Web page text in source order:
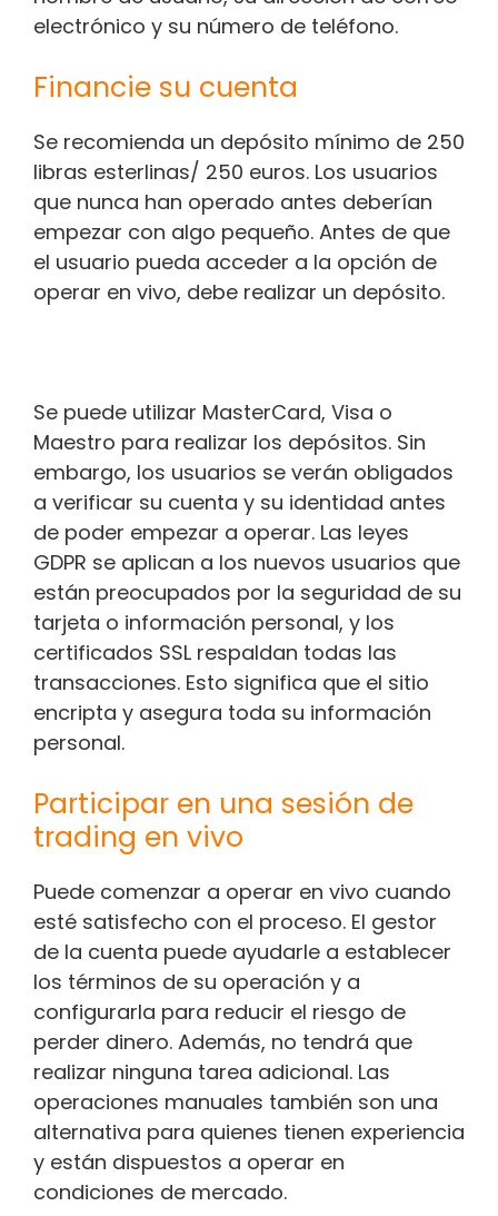
electrónico y su número de teléfono.
Financie su cuenta
Se recomienda un depósito mínimo de 250
libras esterlinas/ 250 euros. Los usuarios
que nunca han operado antes deberían
empezar con algo pequeño. Antes de que
el usuario pueda acceder a la opción de
operar en vivo, debe realizar un depósito.
Se puede utilizar MasterCard, Visa o
Maestro para realizar los depósitos. Sin
embargo, los usuarios se verán obligados
a verificar su cuenta y su identidad antes
de poder empezar a operar. Las leyes
GDPR se aplican a los nuevos usuarios que
están preocupados por la seguridad de su
tarjeta o información personal, y los
certificados SSL respaldan todas las
transacciones. Esto significa que el sitio
encripta y asegura toda su información
personal.
Participar en una sesión de
trading en vivo
Puede comenzar a operar en vivo cuando
esté satisfecho con el proceso. El gestor
de la cuenta puede ayudarle a establecer
los términos de su operación y a
configurarla para reducir el riesgo de
perder dinero. Además, no tendrá que
realizar ninguna tarea adicional. Las
operaciones manuales también son una
alternativa para quienes tienen experiencia
y están dispuestos a operar en
condiciones de mercado.